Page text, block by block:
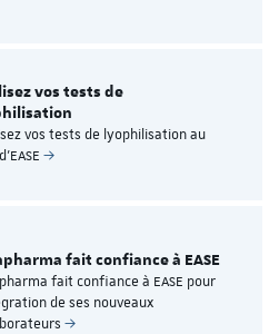
vos tests de
vos tests de lyophilisation au
fait confiance à EASE
fait confiance à EASE pour
de ses nouveaux